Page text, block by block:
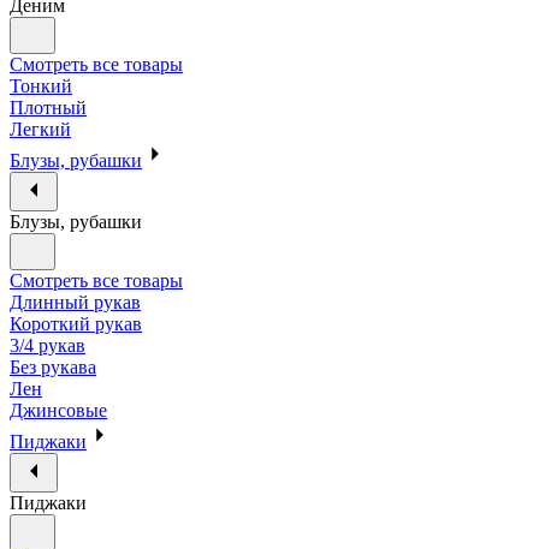
Деним
Смотреть все товары
Тонкий
Плотный
Легкий
Блузы, рубашки
Блузы, рубашки
Смотреть все товары
Длинный рукав
Короткий рукав
3/4 рукав
Без рукава
Лен
Джинсовые
Пиджаки
Пиджаки